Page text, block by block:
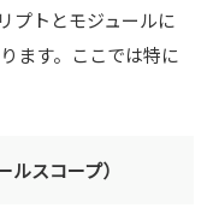
プトとモジュールに
ます。ここでは特に
ルスコープ）